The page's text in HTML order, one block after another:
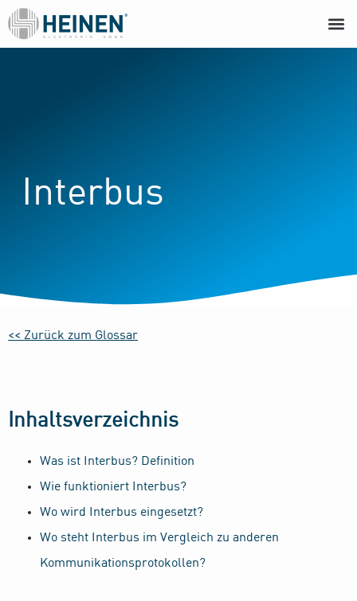
Interbus
<< Zurück zum Glossar
Inhaltsverzeichnis
Was ist Interbus? Definition
Wie funktioniert Interbus?
Wo wird Interbus eingesetzt?
Wo steht Interbus im Vergleich zu anderen
Kommunikationsprotokollen?